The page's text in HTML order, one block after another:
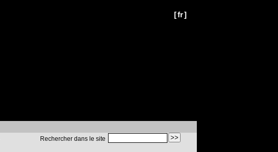
[fr]
Rechercher dans le site